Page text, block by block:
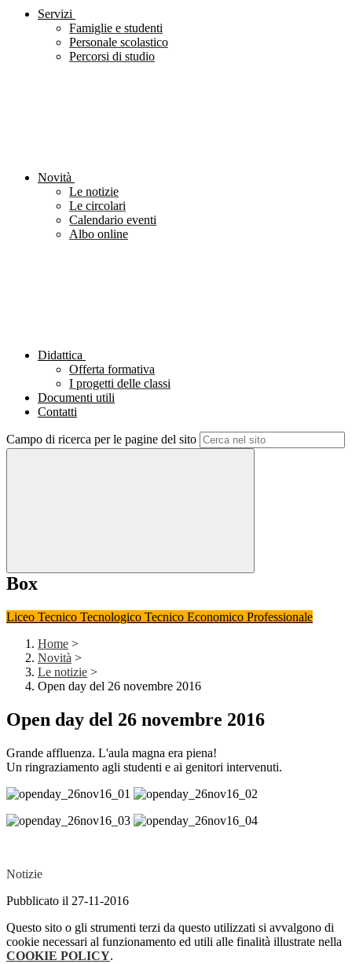
Servizi
Famiglie e studenti
Personale scolastico
Percorsi di studio
Novità
Le notizie
Le circolari
Calendario eventi
Albo online
Didattica
Offerta formativa
I progetti delle classi
Documenti utili
Contatti
Campo di ricerca per le pagine del sito
Box
Liceo Tecnico Tecnologico Tecnico Economico Professionale
Home >
Novità >
Le notizie >
Open day del 26 novembre 2016
Open day del 26 novembre 2016
Grande affluenza. L'aula magna era piena!
Un ringraziamento agli studenti e ai genitori intervenuti.
Notizie
Pubblicato il 27-11-2016
Questo sito o gli strumenti terzi da questo utilizzati si avvalgono di
cookie necessari al funzionamento ed utili alle finalità illustrate nella
COOKIE POLICY.